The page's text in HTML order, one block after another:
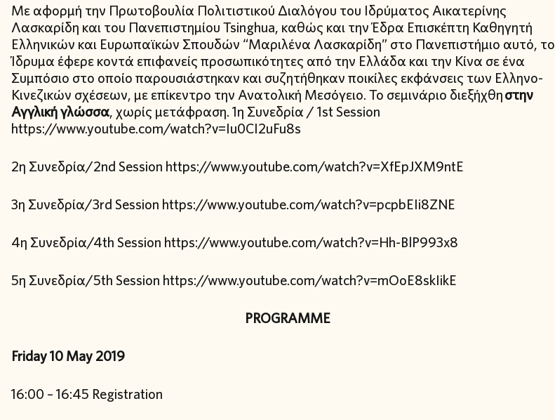
Με αφορμή την Πρωτοβουλία Πολιτιστικού Διαλόγου του Ιδρύματος Αικατερίνης
Λασκαρίδη και του Πανεπιστημίου Tsinghua, καθώς και την Έδρα Επισκέπτη Καθηγητή
Ελληνικών και Ευρωπαϊκών Σπουδών “Μαριλένα Λασκαρίδη” στο Πανεπιστήμιο αυτό, το
Ίδρυμα έφερε κοντά επιφανείς προσωπικότητες από την Ελλάδα και την Κίνα σε ένα
Συμπόσιο στο οποίο παρουσιάστηκαν και συζητήθηκαν ποικίλες εκφάνσεις των Ελληνο-
Κινεζικών σχέσεων, με επίκεντρο την Ανατολική Μεσόγειο. Το σεμινάριο διεξήχθηστην
Αγγλική γλώσσα, χωρίς μετάφραση. 1η Συνεδρία / 1st Session
https://www.youtube.com/watch?v=Iu0CI2uFu8s
2η Συνεδρία/2nd Session https://www.youtube.com/watch?v=XfEpJXM9ntE
3η Συνεδρία/3rd Session https://www.youtube.com/watch?v=pcpbEIi8ZNE
4η Συνεδρία/4th Session https://www.youtube.com/watch?v=Hh-BlP993x8
5η Συνεδρία/5th Session https://www.youtube.com/watch?v=mOoE8skIikE
PROGRAMME
Friday 10 May 2019
16:00 – 16:45 Registration